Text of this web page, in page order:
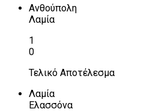
Ανθούπολη
Λαμία
1
0
Τελικό Αποτέλεσμα
Λαμία
Ελασσόνα